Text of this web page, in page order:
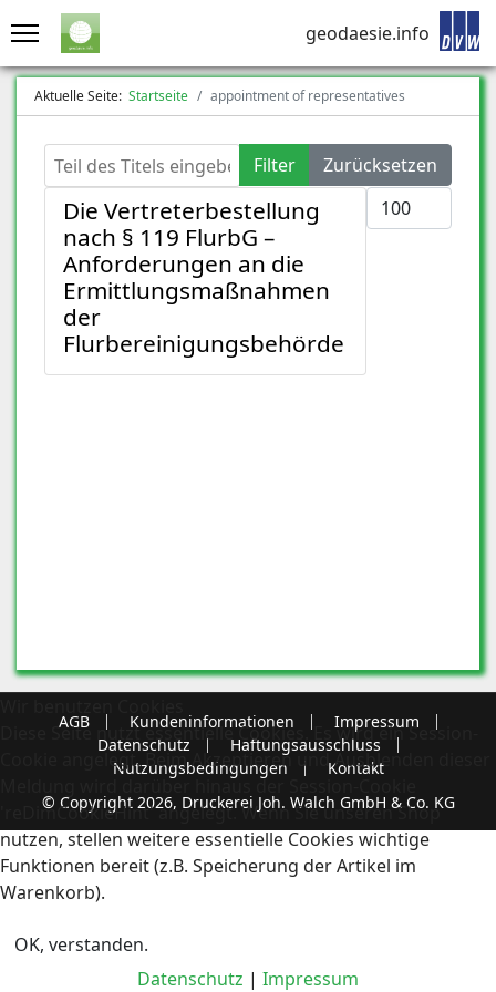
geodaesie.info
Aktuelle Seite: Startseite appointment of representatives
Teil des Titels eingeben Filter
Zurücksetzen
Anzeige #
Die Vertreterbestellung
nach § 119 FlurbG –
Anforderungen an die
Ermittlungsmaßnahmen
der
Flurbereinigungsbehörde
AGB Kundeninformationen
Impressum
Datenschutz
Haftungsausschluss
Nutzungsbedingungen
Kontakt
© Copyright 2026, Druckerei Joh. Walch GmbH & Co. KG
Diese Seite nutzt essentielle Cookies. Es wird ein Session-
Cookie angelegt. Beim Akzeptieren und Ausblenden dieser
Meldung wird darüber hinaus der Session-Cookie
'reDimCookieHint' angelegt. Wenn Sie unseren Shop
nutzen, stellen weitere essentielle Cookies wichtige
Funktionen bereit (z.B. Speicherung der Artikel im
Warenkorb).
OK, verstanden.
Datenschutz | Impressum